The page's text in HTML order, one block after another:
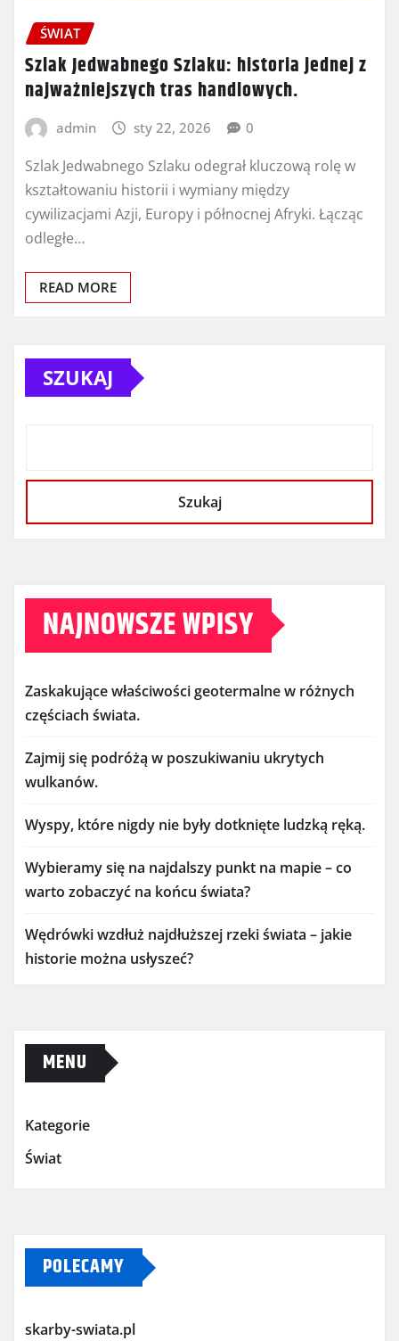
ŚWIAT
Szlak Jedwabnego Szlaku: historia jednej z
najważniejszych tras handlowych.
admin sty 22, 2026 0
Szlak Jedwabnego Szlaku odegrał kluczową rolę w
kształtowaniu historii i wymiany między
cywilizacjami Azji, Europy i północnej Afryki. Łącząc
odległe…
READ MORE
SZUKAJ
Szukaj
NAJNOWSZE WPISY
Zaskakujące właściwości geotermalne w różnych
częściach świata.
Zajmij się podróżą w poszukiwaniu ukrytych
wulkanów.
Wyspy, które nigdy nie były dotknięte ludzką ręką.
Wybieramy się na najdalszy punkt na mapie – co
warto zobaczyć na końcu świata?
Wędrówki wzdłuż najdłuższej rzeki świata – jakie
historie można usłyszeć?
MENU
Kategorie
Świat
POLECAMY
skarby-swiata.pl